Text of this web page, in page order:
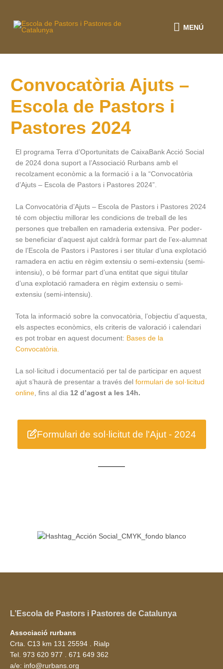
contingut
MENÚ
MENÚ
Convocatòria Ajuts –
Escola de Pastors i
Pastores 2024
El programa Terra d’Oportunitats de CaixaBank Acció Social
de 2024 dona suport a l’Associació Rurbans amb el
recolzament econòmic a la formació i a la “Convocatòria
d’Ajuts – Escola de Pastors i Pastores 2024”.
La Convocatòria d’Ajuts – Escola de Pastors i Pastores 2024
té com objectiu millorar les condicions de treball de les
persones que treballen en ramaderia extensiva. Per poder-
se beneficiar d’aquest ajut caldrà formar part de l’ex-alumnat
de l’Escola de Pastors i Pastores i ser titular d’una explotació
ramadera en actiu en règim extensiu o semi-extensiu (semi-
intensiu), o bé formar part d’una entitat que sigui titular
d’una explotació ramadera en règim extensiu o semi-
extensiu (semi-intensiu).
Tota la informació sobre la convocatòria, l’objectiu d’aquesta,
els aspectes econòmics, els criteris de valoració i calendari
es pot trobar en aquest document: Bases de la
Convocatòria.
La sol·licitud i documentació per tal de participar en aquest
ajut s’haurà de presentar a través delformulari de sol·licitud
online, fins al dia 12 d’agost a les 14h.
Formulari de sol·licitut de l'Ajut - 2024
L’Escola de Pastors i Pastores de Catalunya
Associació rurbans
Crta. C13 km 131 25594 . Rialp
Tel. 973 620 977 . 671 649 362
a/e: info@rurbans.org